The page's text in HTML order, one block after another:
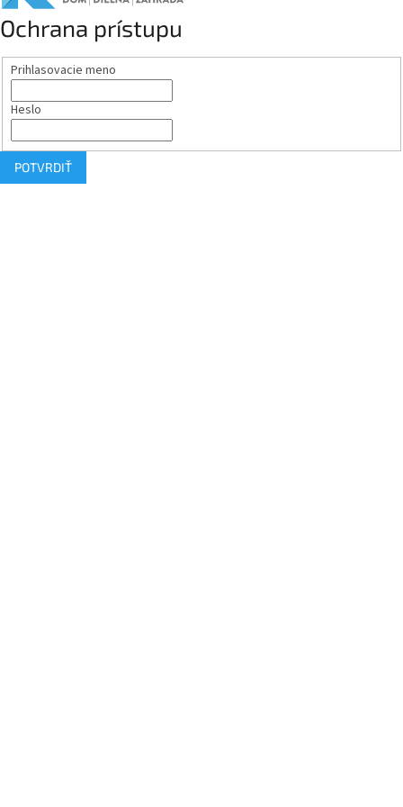
Ochrana prístupu
Prihlasovacie meno
Heslo
POTVRDIŤ